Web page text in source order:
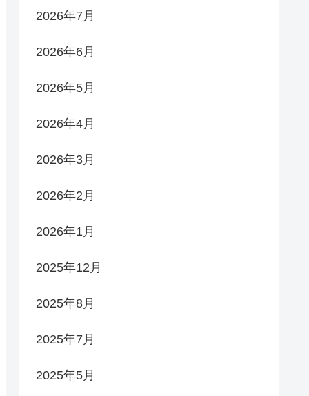
2026年7月
2026年6月
2026年5月
2026年4月
2026年3月
2026年2月
2026年1月
2025年12月
2025年8月
2025年7月
2025年5月